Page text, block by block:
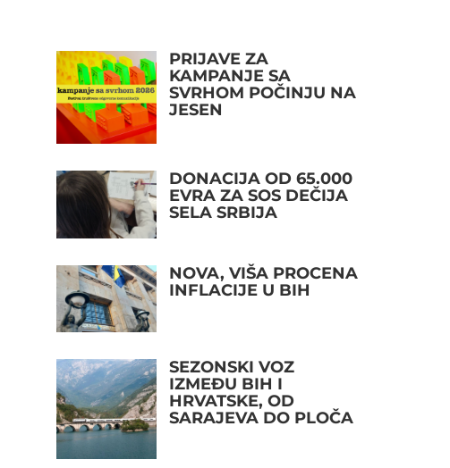
PRIJAVE ZA
KAMPANJE SA
SVRHOM POČINJU NA
JESEN
DONACIJA OD 65.000
EVRA ZA SOS DEČIJA
SELA SRBIJA
NOVA, VIŠA PROCENA
INFLACIJE U BIH
SEZONSKI VOZ
IZMEĐU BIH I
HRVATSKE, OD
SARAJEVA DO PLOČA